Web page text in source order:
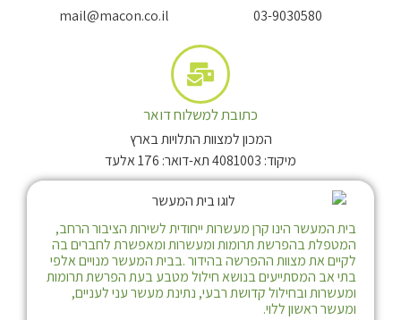
03-9030580
mail@macon.co.il
כתובת למשלוח דואר
המכון למצוות התלויות בארץ
מיקוד: 4081003 תא-דואר: 176 אלעד
בית המעשר הינו קרן מעשרות ייחודית לשירות הציבור הרחב,
המטפלת בהפרשת תרומות ומעשרות ומאפשרת לחברים בה
לקיים את מצוות ההפרשה בהידור .בבית המעשר מנויים אלפי
בתי אב המסתייעים בנושא חילול מטבע בעת הפרשת תרומות
ומעשרות ובחילול קדושת רבעי, נתינת מעשר עני לעניים,
ומעשר ראשון ללוי.